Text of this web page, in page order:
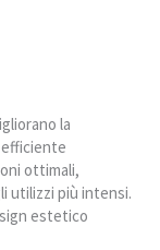
la
ottimali,
utilizzi più intensi.
estetico